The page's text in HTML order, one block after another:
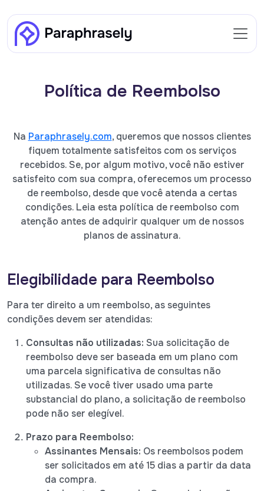
Política de Reembolso
Na Paraphrasely.com, queremos que nossos clientes
fiquem totalmente satisfeitos com os serviços
recebidos. Se, por algum motivo, você não estiver
satisfeito com sua compra, oferecemos um processo
de reembolso, desde que você atenda a certas
condições. Leia esta política de reembolso com
atenção antes de adquirir qualquer um de nossos
planos de assinatura.
Elegibilidade para Reembolso
Para ter direito a um reembolso, as seguintes
condições devem ser atendidas:
Consultas não utilizadas: Sua solicitação de
reembolso deve ser baseada em um plano com
uma parcela significativa de consultas não
utilizadas. Se você tiver usado uma parte
substancial do plano, a solicitação de reembolso
pode não ser elegível.
Prazo para Reembolso:
Assinantes Mensais: Os reembolsos podem
ser solicitados em até 15 dias a partir da data
da compra.